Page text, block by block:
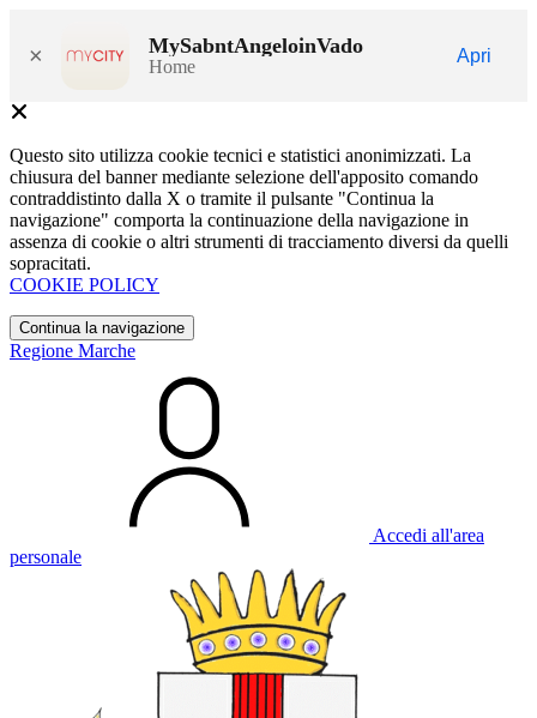
× MySabntAngeloinVado
Home
Apri
Questo sito utilizza cookie tecnici e statistici anonimizzati. La
chiusura del banner mediante selezione dell'apposito comando
contraddistinto dalla X o tramite il pulsante "Continua la
navigazione" comporta la continuazione della navigazione in
assenza di cookie o altri strumenti di tracciamento diversi da quelli
sopracitati.
COOKIE POLICY
Continua la navigazione
Regione Marche
Accedi all'area
personale